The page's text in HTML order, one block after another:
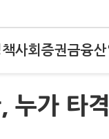
사회 증권금융산
, 누가